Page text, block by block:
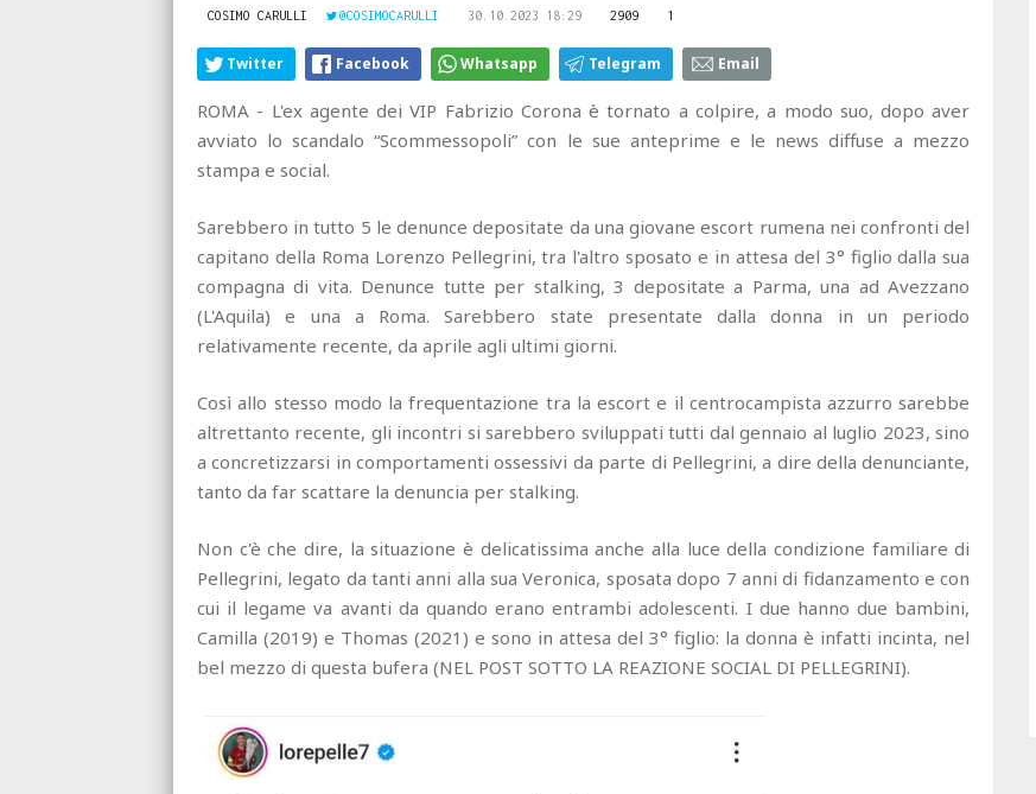
COSIMO CARULLI @COSIMOCARULLI 30.10.2023 18:29 2909 1
Twitter Facebook Whatsapp Telegram Email
ROMA - L'ex agente dei VIP Fabrizio Corona è tornato a colpire, a modo suo, dopo aver
avviato lo scandalo “Scommessopoli” con le sue anteprime e le news diffuse a mezzo
stampa e social.
Sarebbero in tutto 5 le denunce depositate da una giovane escort rumena nei confronti del
capitano della Roma Lorenzo Pellegrini, tra l'altro sposato e in attesa del 3° figlio dalla sua
compagna di vita. Denunce tutte per stalking, 3 depositate a Parma, una ad Avezzano
(L'Aquila) e una a Roma. Sarebbero state presentate dalla donna in un periodo
relativamente recente, da aprile agli ultimi giorni.
Così allo stesso modo la frequentazione tra la escort e il centrocampista azzurro sarebbe
altrettanto recente, gli incontri si sarebbero sviluppati tutti dal gennaio al luglio 2023, sino
a concretizzarsi in comportamenti ossessivi da parte di Pellegrini, a dire della denunciante,
tanto da far scattare la denuncia per stalking.
Non c'è che dire, la situazione è delicatissima anche alla luce della condizione familiare di
Pellegrini, legato da tanti anni alla sua Veronica, sposata dopo 7 anni di fidanzamento e con
cui il legame va avanti da quando erano entrambi adolescenti. I due hanno due bambini,
Camilla (2019) e Thomas (2021) e sono in attesa del 3° figlio: la donna è infatti incinta, nel
bel mezzo di questa bufera (NEL POST SOTTO LA REAZIONE SOCIAL DI PELLEGRINI).